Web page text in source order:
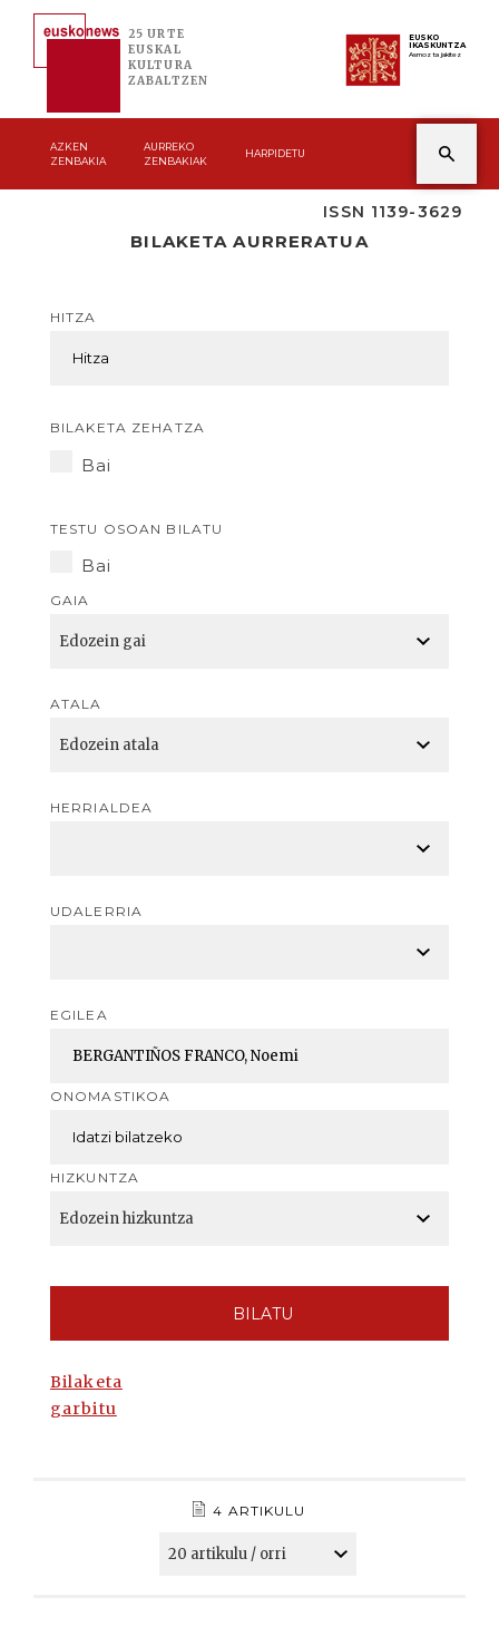
25 URTE
EUSKAL
KULTURA
ZABALTZEN
EUSKO
IKASKUNTZA
Asmoz ta jakitez
AZKEN
ZENBAKIA
AURREKO
ZENBAKIAK
HARPIDETU
ISSN 1139-3629
BILAKETA AURRERATUA
HITZA
BILAKETA ZEHATZA
Bai
TESTU OSOAN BILATU
Bai
GAIA
ATALA
HERRIALDEA
UDALERRIA
EGILEA
ONOMASTIKOA
HIZKUNTZA
BILATU
Bilaketa
garbitu
4 ARTIKULU